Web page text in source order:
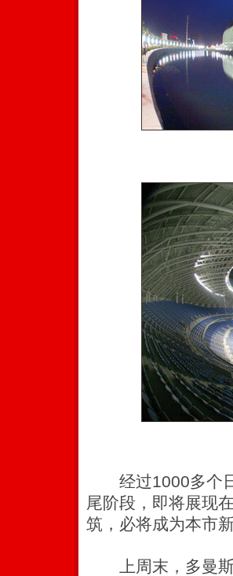
经过1000多个日
尾阶段，即将展现
筑，必将成为本市
上周末，多曼斯